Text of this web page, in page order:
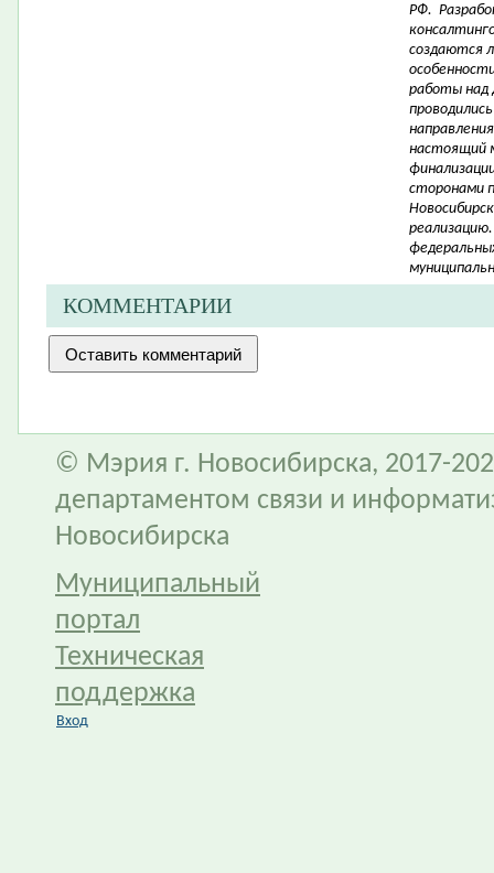
РФ.
создаются
работы над
настоящий
сторонами
КОММЕНТАРИИ
© Мэрия г. Новосибирска, 2017-
департаментом связи и
Новосибирска
Муниципальный
портал
Техническая
поддержка
Вход